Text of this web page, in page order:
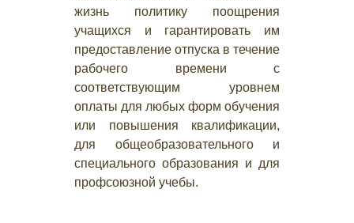
жизнь политику поощрения
учащихся и гарантировать им
предоставление отпуска в течение
рабочего времени с
соответствующим уровнем
оплаты для любых форм обучения
или повышения квалификации,
для общеобразовательного и
специального образования и для
профсоюзной учебы.